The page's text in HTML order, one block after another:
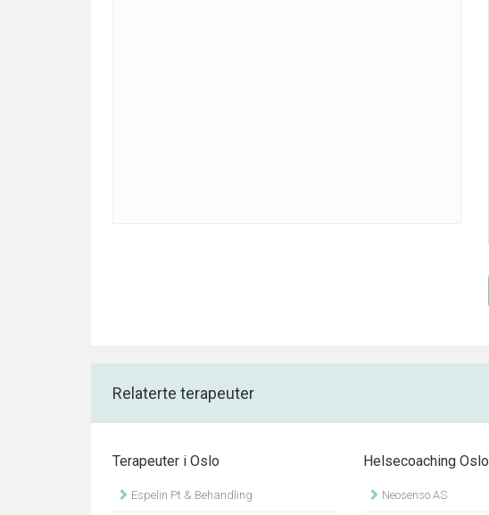
Relaterte terapeuter
Terapeuter i Oslo
Espelin Pt & Behandling
Helsecoaching Oslo
Neosenso AS